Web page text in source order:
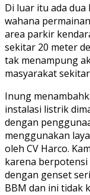
Di luar itu ada
wahana
area parkir
sekitar 20 meter
tak menampung
masyarakat
Inung
instalasi listrik
dengan
menggunakan
oleh CV Harco.
karena berpotensi
dengan genset
BBM dan ini tidak